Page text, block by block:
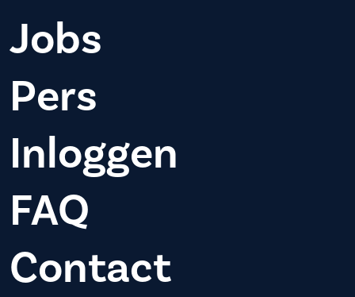
Jobs
Pers
Inloggen
FAQ
Contact